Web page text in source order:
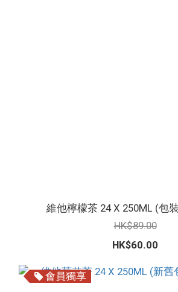
維他檸檬茶 24 X 250ML (包
HK$89.00
HK$60.00
會員獨享